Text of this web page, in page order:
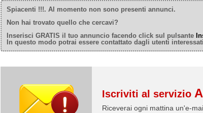
Spiacenti !!!. Al momento non sono presenti annunci.
Non hai trovato quello che cercavi?
Inserisci GRATIS il tuo annuncio facendo click sul pulsante
In questo modo potrai essere contattato dagli utenti
Iscriviti al servizio
Riceverai ogni mattina un'e-